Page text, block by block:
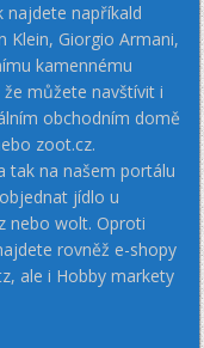
najdete napříkald
Klein, Giorgio Armani,
kamennému
můžete navštívit i
obchodním domě
zoot.cz.
tak na našem portálu
jídlo u
nebo wolt. Oproti
rovněž e-shopy
ale i Hobby markety